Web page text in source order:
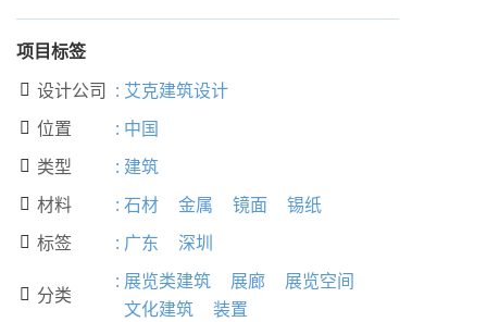
项目标签
 设计公司 : 艾克建筑设计
 位置 : 中国
 类型 : 建筑
 材料 : 石材 金属 镜面 锡纸
 标签 : 广东 深圳
 分类
: 展览类建筑 展廊
展览空间
文化建筑
装置